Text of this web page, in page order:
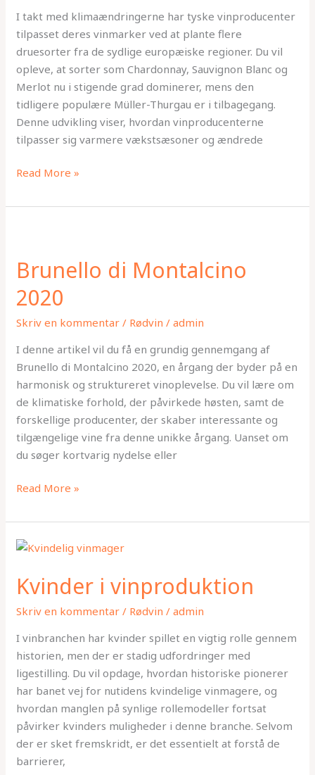
I takt med klimaændringerne har tyske vinproducenter
tilpasset deres vinmarker ved at plante flere
druesorter fra de sydlige europæiske regioner. Du vil
opleve, at sorter som Chardonnay, Sauvignon Blanc og
Merlot nu i stigende grad dominerer, mens den
tidligere populære Müller-Thurgau er i tilbagegang.
Denne udvikling viser, hvordan vinproducenterne
tilpasser sig varmere vækstsæsoner og ændrede
Tyskland
Read More »
Brunello di Montalcino
2020
Skriv en kommentar / Rødvin /admin
I denne artikel vil du få en grundig gennemgang af
Brunello di Montalcino 2020, en årgang der byder på en
harmonisk og struktureret vinoplevelse. Du vil lære om
de klimatiske forhold, der påvirkede høsten, samt de
forskellige producenter, der skaber interessante og
tilgængelige vine fra denne unikke årgang. Uanset om
du søger kortvarig nydelse eller
Montalcino
Read More »
Kvinder i vinproduktion
Skriv en kommentar / Rødvin /admin
I vinbranchen har kvinder spillet en vigtig rolle gennem
historien, men der er stadig udfordringer med
ligestilling. Du vil opdage, hvordan historiske pionerer
har banet vej for nutidens kvindelige vinmagere, og
hvordan manglen på synlige rollemodeller fortsat
påvirker kvinders muligheder i denne branche. Selvom
der er sket fremskridt, er det essentielt at forstå de
barrierer,
Kvinder
vinproduktion